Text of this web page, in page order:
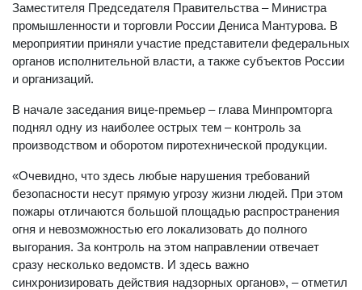
Заместителя Председателя Правительства – Министра
промышленности и торговли России Дениса Мантурова. В
мероприятии приняли участие представители федеральных
органов исполнительной власти, а также субъектов России
и организаций.
В начале заседания вице-премьер – глава Минпромторга
поднял одну из наиболее острых тем – контроль за
производством и оборотом пиротехнической продукции.
«Очевидно, что здесь любые нарушения требований
безопасности несут прямую угрозу жизни людей. При этом
пожары отличаются большой площадью распространения
огня и невозможностью его локализовать до полного
выгорания. За контроль на этом направлении отвечает
сразу несколько ведомств. И здесь важно
синхронизировать действия надзорных органов», – отметил